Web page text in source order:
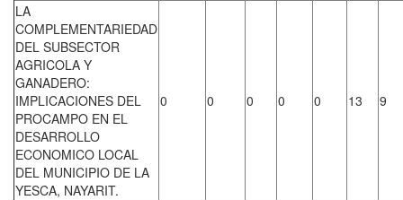
LA
COMPLEMENTARIEDAD
DEL SUBSECTOR
AGRICOLA Y
GANADERO:
IMPLICACIONES DEL
PROCAMPO EN EL
DESARROLLO
ECONOMICO LOCAL
DEL MUNICIPIO DE LA
YESCA, NAYARIT.
0 0 0 0 0 13 9